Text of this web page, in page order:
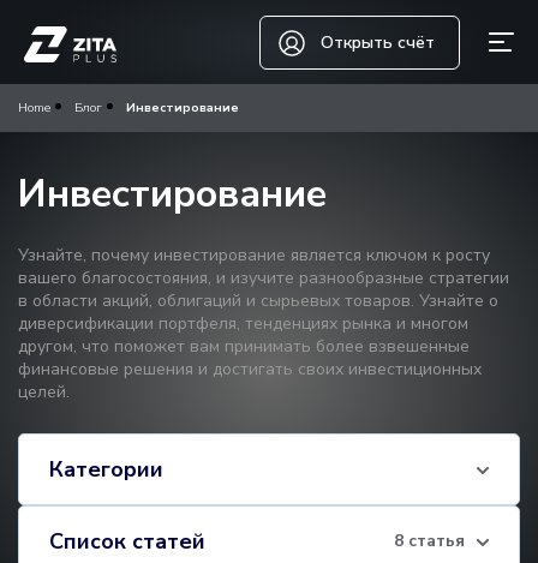
Открыть счёт
Home Блог Инвестирование
Инвестирование
Узнайте, почему инвестирование является ключом к росту
вашего благосостояния, и изучите разнообразные стратегии
в области акций, облигаций и сырьевых товаров. Узнайте о
диверсификации портфеля, тенденциях рынка и многом
другом, что поможет вам принимать более взвешенные
финансовые решения и достигать своих инвестиционных
целей.
Список статей 8 статья
Категории